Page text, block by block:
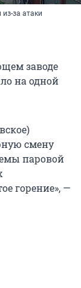
за атаки
заводе
на одной
смену
паровой
горение», —